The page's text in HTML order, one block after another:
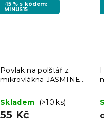
-15 % s kódem:
MINUS15
Povlak na polštář z
mikrovlákna JASMINE
Skladem
(>10 ks)
55 Kč
cm
od